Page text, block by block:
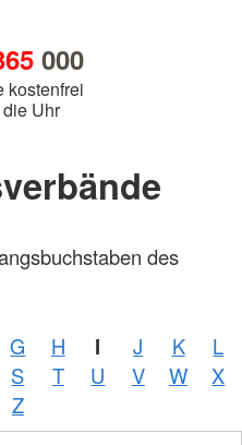
000
kostenfrei
Uhr
des
G H I J K
L
S T U V W
X
Z